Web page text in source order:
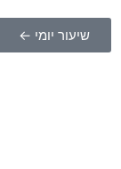
שיעור יומי ←